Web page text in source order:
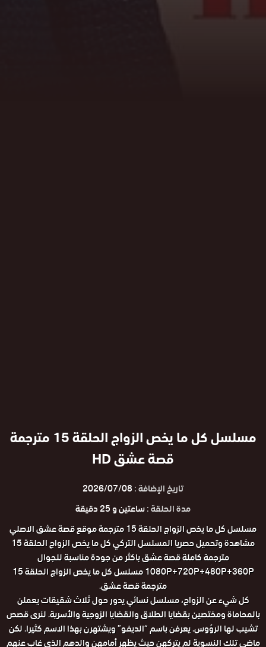
مسلسل كل ما يخص الزواج الحلقة 15 مترجمة
قصة عشق HD
تاريخ الإضافة :2026/07/08
مدة الحلقة :ساعتين و 25 دقيقة
مسلسل كل ما يخص الزواج الحلقة 15 مترجمة موقع قصة عشق الاصلي
مشاهدة وتحميل حصريا المسلسل التركي كل ما يخص الزواج الحلقة 15
مترجمة كاملة قصة عشق باكثر من جودة مناسبة للجوال
1080P+720P+480P+360P مسلسل كل ما يخص الزواج الحلقة 15
مترجمة قصة عشق.
كل شيء عن الزواج، مسلسل نسائي يدور حول ثلاث شقيقات يعملن
بالمحاماة ومختصين بقضايا الطلاق والقضايا الزوجية والأسرية. لنرى قصص
تشيب لها الرؤوس. يعرفن باسم “الديفو” ويشتهرن بهذا الاسم كثيرا. لكن
ماضي تلك النسوية لم يتركهن حيث يظهر أمامهن والدهم الذي غاب عنهم